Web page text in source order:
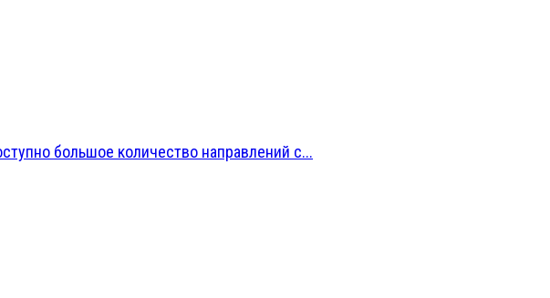
большое количество направлений с...